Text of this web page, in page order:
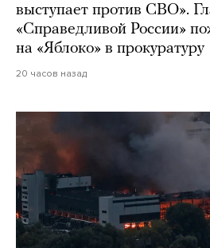
выступает против СВО».
«Справедливой России»
на «Яблоко» в прокуратуру
20 часов назад